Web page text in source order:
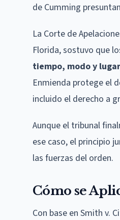
de Cumming
La Corte de
Florida, sostuvo que
tiempo, modo y
Enmienda protege el
incluido el derecho a
Aunque el tribunal
ese caso, el principio
las fuerzas del orden.
Cómo se
Con base en Smith v.